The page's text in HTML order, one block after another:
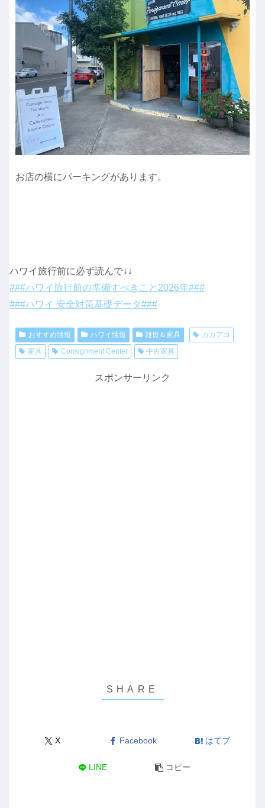
お店の横にパーキングがあります。
ハワイ旅行前に必ず読んで↓↓
###ハワイ旅行前の準備すべきこと2026年###
###ハワイ 安全対策基礎データ###
おすすめ情報 ハワイ情報 雑貨＆家具
カカアコ
家具
Consignment Center 中古家具
スポンサーリンク
X Facebook はてブ
LINE コピー